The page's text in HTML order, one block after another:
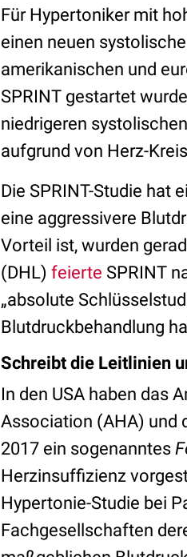
Für Hypertoniker mit
einen neuen
amerikanischen und
SPRINT gestartet
niedrigeren
aufgrund von Herz-
Die SPRINT-Studie hat
eine aggressivere
Vorteil ist, wurden
(DHL) feierte SPRINT
„absolute
Blutdruckbehandlung
Schreibt die Leitlinien
In den USA haben das
Association (AHA) und
2017 ein sogenanntes
Herzinsuffizienz
Hypertonie-Studie bei
Fachgesellschaften